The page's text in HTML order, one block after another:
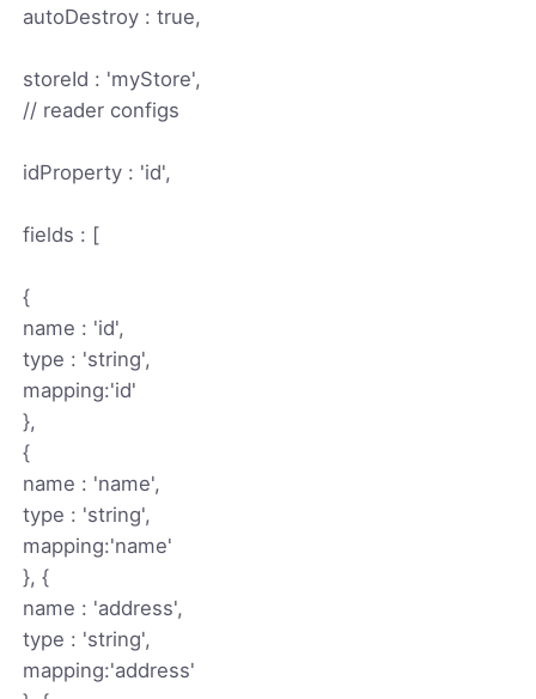
autoDestroy : true,
storeId : 'myStore',
// reader configs
idProperty : 'id',
fields : [
{
name : 'id',
type : 'string',
mapping:'id'
},
{
name : 'name',
type : 'string',
mapping:'name'
}, {
name : 'address',
type : 'string',
mapping:'address'